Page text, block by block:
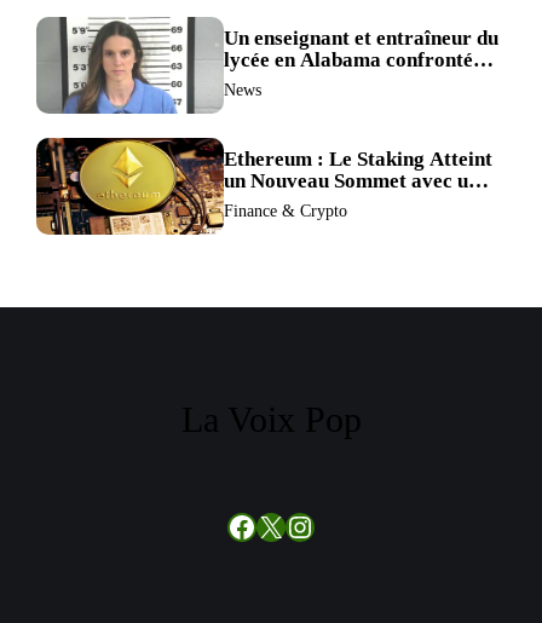
Un enseignant et entraîneur du
lycée en Alabama confronté
au divorce après avoir été
accusé de plus de 30 crimes
News
Ethereum : Le Staking Atteint
un Nouveau Sommet avec un
Verrouillage Accru des ETH
Finance & Crypto
La Voix Pop
Facebook
X Instagram